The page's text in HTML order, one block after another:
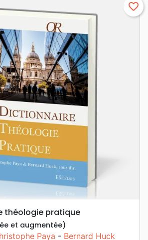
favorite_border
théologie pratique
et augmentée)
Paya - Bernard Huck